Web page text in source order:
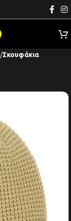
Σκουφάκια